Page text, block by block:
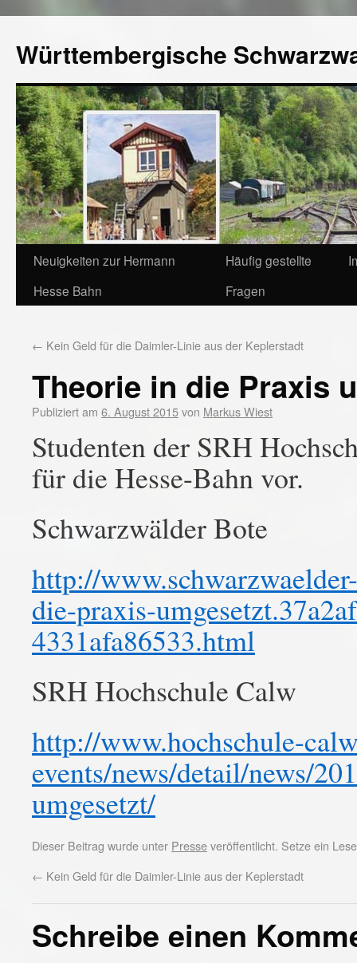
Württembergische
Neuigkeiten zur Hermann
Hesse Bahn
Häufig gestellte
Fragen
← Kein Geld für die Daimler-Linie aus der Keplerstadt
Theorie in die Praxis
Publiziert am 6. August 2015von Markus Wiest
Studenten der SRH
für die Hesse-Bahn vor.
Schwarzwälder Bote
http://
die-praxis-
4331afa86533.html
SRH Hochschule Calw
http://www.hochschule-
events/news/detail/news/
umgesetzt/
Dieser Beitrag wurde unter Presseveröffentlicht. Setze ein
← Kein Geld für die Daimler-Linie aus der Keplerstadt
Schreibe einen